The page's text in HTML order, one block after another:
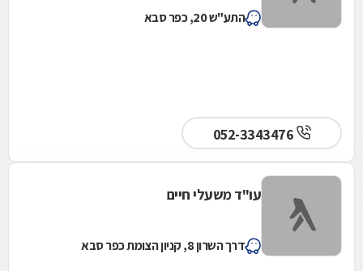
התע"ש 20, כפר סבא
עו"ד משעלי חיים
דרך השרון 8, קניון הצומת כפר סבא